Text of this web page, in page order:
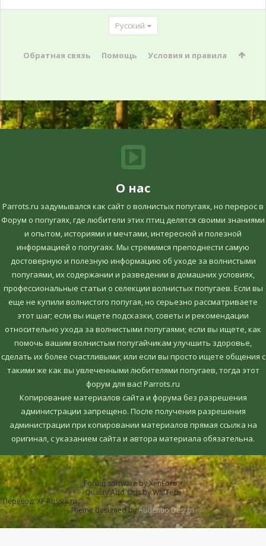
Русский
Обратная связь Помощь Условия и правила
О нас
Parrots.ru задумывался как сайт о волнистых попугаях, но перерос в
Форум о попугаях, где любители этих птиц делятся своими знаниями
и опытом, историями и мечтами, интересной и полезной
информацией о попугаях. Мы стремимся преподнести самую
достоверную и полезную информацию об уходе за волнистыми
попугаями, их содержании и разведении в домашних условиях,
профессиональные статьи о селекции волнистых попугаев. Если вы
еще не купили волнистого попугая, но серьезно рассматриваете
этот шаг; если вы ищете подсказки, советы и рекомендации
относительно ухода за волнистыми попугаями; если вы ищете, как
помочь вашим волнистым попугайчикам улучшить здоровье,
сделать их более счастливыми; или если вы просто ищете общения с
такими же как вы увлеченными любителями попугаев, тогда этот
форум для вас! Parrots.ru
Копирование материалов сайта и форума без разрешения
администрации запрещено. После получения разрешения
администрации при копировании материалов прямая ссылка на
оригинал, c указанием сайта и автора материала обязательна.
Forum software by XenForo™
Quality Add-Ons by WMTech
Перевод:XF-Russia.ru
Theme designed byAudentio Design.